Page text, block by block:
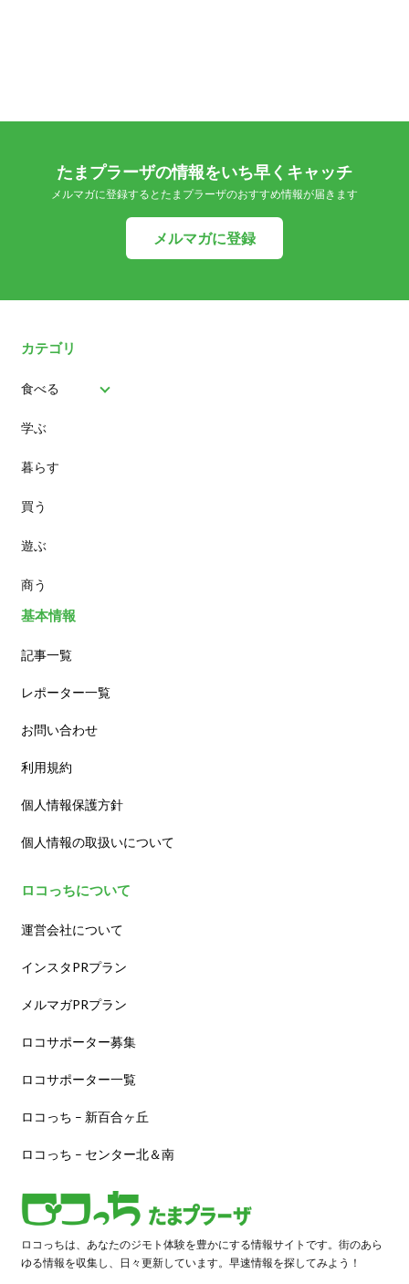
たまプラーザの情報をいち早くキャッチ
メルマガに登録するとたまプラーザのおすすめ情報が届きます
メルマガに登録
カテゴリ
食べる
パン
スイーツ
ランチ
カフェ
学ぶ
暮らす
買う
遊ぶ
商う
基本情報
記事一覧
レポーター一覧
お問い合わせ
利用規約
個人情報保護方針
個人情報の取扱いについて
ロコっちについて
運営会社について
インスタPRプラン
メルマガPRプラン
ロコサポーター募集
ロコサポーター一覧
ロコっち – 新百合ヶ丘
ロコっち – センター北＆南
ロコっちは、あなたのジモト体験を豊かにする情報サイトです。街のあら
ゆる情報を収集し、日々更新しています。早速情報を探してみよう！